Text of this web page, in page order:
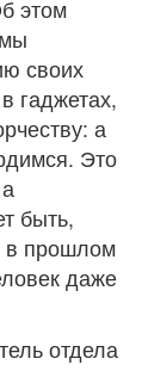
этом
своих
гаджетах,
а
Это
быть,
в прошлом
даже
отдела